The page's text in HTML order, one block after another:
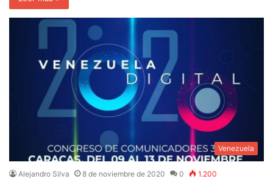
Venezuela
Alejandro Silva 8 de noviembre de 2020 0 1.200